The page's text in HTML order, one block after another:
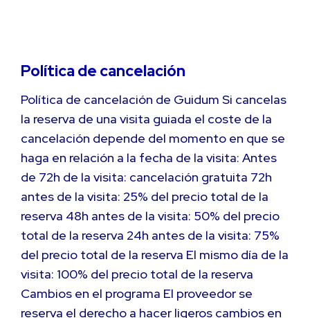
Política de cancelación
Política de cancelación de Guidum Si cancelas
la reserva de una visita guiada el coste de la
cancelación depende del momento en que se
haga en relación a la fecha de la visita: Antes
de 72h de la visita: cancelación gratuita 72h
antes de la visita: 25% del precio total de la
reserva 48h antes de la visita: 50% del precio
total de la reserva 24h antes de la visita: 75%
del precio total de la reserva El mismo día de la
visita: 100% del precio total de la reserva
Cambios en el programa El proveedor se
reserva el derecho a hacer ligeros cambios en